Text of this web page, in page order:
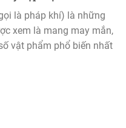
là pháp khí) là những
xem là mang may mắn,
vật phẩm phổ biến nhất